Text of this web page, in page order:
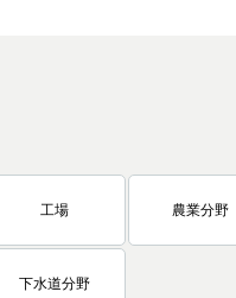
工場 農業分野
下水道分野